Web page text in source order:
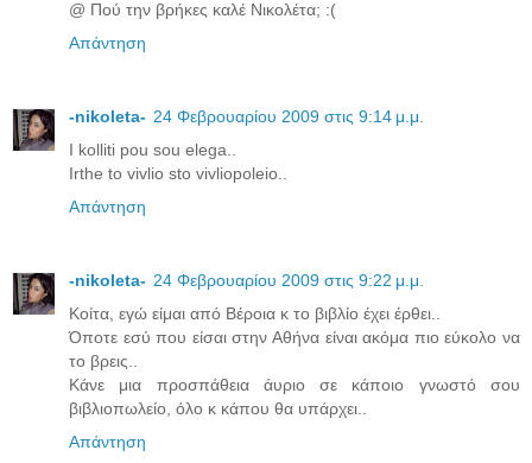
@ Πού την βρήκες καλέ Νικολέτα; :(
Απάντηση
-nikoleta- 24 Φεβρουαρίου 2009 στις 9:14 μ.μ.
I kolliti pou sou elega..
Irthe to vivlio sto vivliopoleio..
Απάντηση
-nikoleta- 24 Φεβρουαρίου 2009 στις 9:22 μ.μ.
Κοίτα, εγώ είμαι από Βέροια κ το βιβλίο έχει έρθει..
Όποτε εσύ που είσαι στην Αθήνα είναι ακόμα πιο εύκολο να
το βρεις..
Κάνε μια προσπάθεια άυριο σε κάποιο γνωστό σου
βιβλιοπωλείο, όλο κ κάπου θα υπάρχει..
Απάντηση